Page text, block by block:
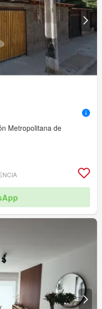
Metropolitana de